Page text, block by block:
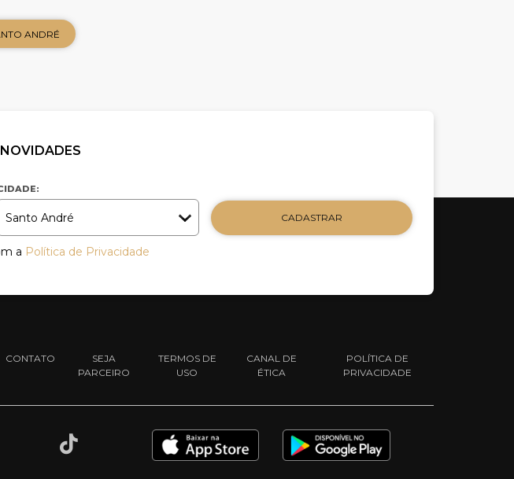
ANDRÉ
CADASTRAR
a Política de Privacidade
CONTATO SEJA
PARCEIRO
TERMOS DE
USO
CANAL DE
ÉTICA
POLÍTICA DE
PRIVACIDADE